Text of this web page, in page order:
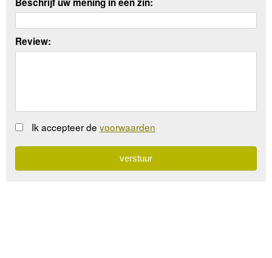
Review:
Ik accepteer de voorwaarden